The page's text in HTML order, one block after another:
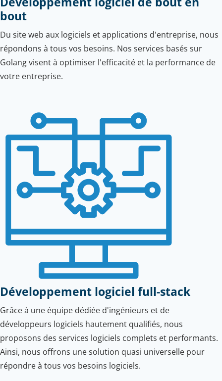
bout
Du site web aux logiciels et applications d'entreprise, nous
répondons à tous vos besoins. Nos services basés sur
Golang visent à optimiser l'efficacité et la performance de
votre entreprise.
Développement logiciel full-stack
Grâce à une équipe dédiée d'ingénieurs et de
développeurs logiciels hautement qualifiés, nous
proposons des services logiciels complets et performants.
Ainsi, nous offrons une solution quasi universelle pour
répondre à tous vos besoins logiciels.